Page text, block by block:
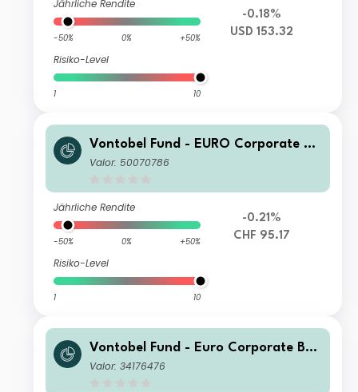
Jährliche Rendite
-50% 0% +50%
Risiko-Level
1 10
-0.18%
USD 153.32
Vontobel Fund - EURO Corporate Bo
nd HR CHF Hedged Acc
Valor: 50070786
Jährliche Rendite
-50% 0% +50%
Risiko-Level
1 10
-0.21%
CHF 95.17
Vontobel Fund - Euro Corporate Bon
d S EUR Cap
Valor: 34176476